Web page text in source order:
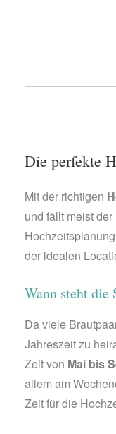
Die perfekte
Mit der richtigen
und fällt meist
der idealen
Wann steht die
Da viele
Jahreszeit zu
Zeit von Mai bis
allem am
Zeit für die